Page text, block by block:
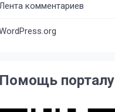
комментариев
Помощь порталу